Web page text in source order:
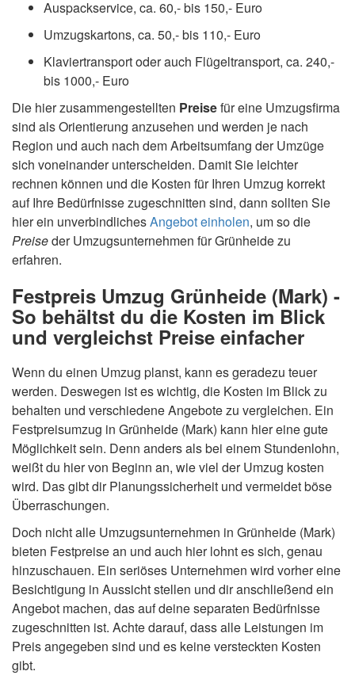
Auspackservice, ca. 60,- bis 150,- Euro
Umzugskartons, ca. 50,- bis 110,- Euro
Klaviertransport oder auch Flügeltransport, ca. 240,-
bis 1000,- Euro
Die hier zusammengestellten Preisefür eine Umzugsfirma
sind als Orientierung anzusehen und werden je nach
Region und auch nach dem Arbeitsumfang der Umzüge
sich voneinander unterscheiden. Damit Sie leichter
rechnen können und die Kosten für Ihren Umzug korrekt
auf Ihre Bedürfnisse zugeschnitten sind, dann sollten Sie
hier ein unverbindlichesAngebot einholen, um so die
Preiseder Umzugsunternehmen für Grünheide zu
erfahren.
Festpreis Umzug Grünheide (Mark) -
So behältst du die Kosten im Blick
und vergleichst Preise einfacher
Wenn du einen Umzug planst, kann es geradezu teuer
werden. Deswegen ist es wichtig, die Kosten im Blick zu
behalten und verschiedene Angebote zu vergleichen. Ein
Festpreisumzug in Grünheide (Mark) kann hier eine gute
Möglichkeit sein. Denn anders als bei einem Stundenlohn,
weißt du hier von Beginn an, wie viel der Umzug kosten
wird. Das gibt dir Planungssicherheit und vermeidet böse
Überraschungen.
Doch nicht alle Umzugsunternehmen in Grünheide (Mark)
bieten Festpreise an und auch hier lohnt es sich, genau
hinzuschauen. Ein seriöses Unternehmen wird vorher eine
Besichtigung in Aussicht stellen und dir anschließend ein
Angebot machen, das auf deine separaten Bedürfnisse
zugeschnitten ist. Achte darauf, dass alle Leistungen im
Preis angegeben sind und es keine versteckten Kosten
gibt.